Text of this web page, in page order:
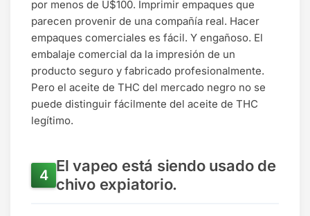
por menos de U$100. Imprimir empaques que
parecen provenir de una compañía real. Hacer
empaques comerciales es fácil. Y engañoso. El
embalaje comercial da la impresión de un
producto seguro y fabricado profesionalmente.
Pero el aceite de THC del mercado negro no se
puede distinguir fácilmente del aceite de THC
legítimo.
El vapeo está siendo usado de
chivo expiatorio.